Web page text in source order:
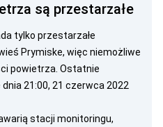
są przestarzałe
tylko przestarzałe
Prymiske, więc niemożliwe
powietrza. Ostatnie
21:00, 21 czerwca 2022
stacji monitoringu,